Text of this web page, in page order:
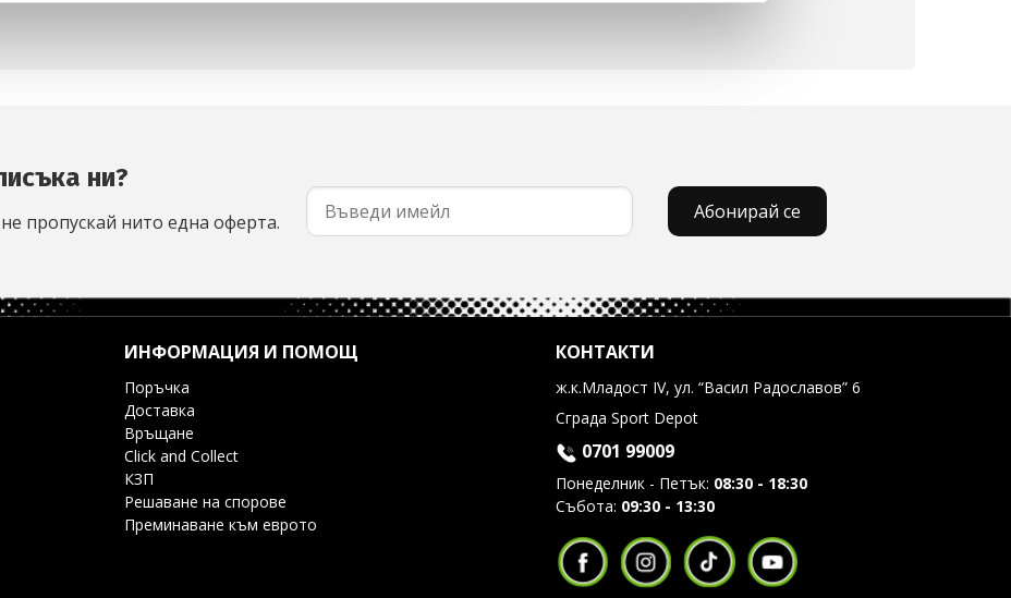
ни?
пропускай нито една оферта. Абонирай се
ИНФОРМАЦИЯ И ПОМОЩ
Поръчка
Доставка
Връщане
Click and Collect
КЗП
Решаване на спорове
Преминаване към еврото
КОНТАКТИ
ж.к.Младост IV, ул. “Васил Радославов” 6
Сграда Sport Depot
0701 99009
Понеделник - Петък: 08:30 - 18:30
Събота: 09:30 - 13:30